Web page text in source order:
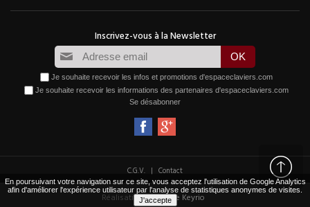
Je souhaite recevoir les infos et promotions d'espaceclaviers.com
Je souhaite recevoir les informations des partenaires d'espaceclaviers.com
Se désabonner
C.G.V. | Contact
Réalisation : Agence Keyrio
En poursuivant votre navigation sur ce site, vous acceptez l'utilisation de Google Analytics
afin d'améliorer l'expérience utilisateur par l'analyse de statistiques anonymes de visites.